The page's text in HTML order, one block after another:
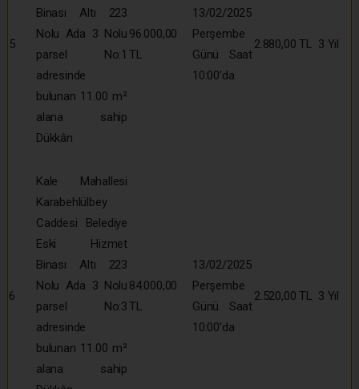
5
Binası Altı 223
Nolu Ada 3 Nolu
parsel No:1
adresinde
bulunan 11.00 m²
alana sahip
Dükkân
96.000,00
TL
13/02/2025
Perşembe
Günü Saat
10:00’da
2.880,00 TL 3 Yıl
6
Kale Mahallesi
Karabehlülbey
Caddesi Belediye
Eski Hizmet
Binası Altı 223
Nolu Ada 3 Nolu
parsel No:3
adresinde
bulunan 11.00 m²
alana sahip
84.000,00
TL
13/02/2025
Perşembe
Günü Saat
10:00’da
2.520,00 TL 3 Yıl